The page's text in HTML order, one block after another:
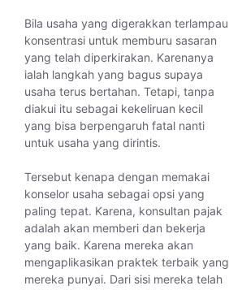
Bila usaha yang digerakkan terlampau
konsentrasi untuk memburu sasaran
yang telah diperkirakan. Karenanya
ialah langkah yang bagus supaya
usaha terus bertahan. Tetapi, tanpa
diakui itu sebagai kekeliruan kecil
yang bisa berpengaruh fatal nanti
untuk usaha yang dirintis.
Tersebut kenapa dengan memakai
konselor usaha sebagai opsi yang
paling tepat. Karena, konsultan pajak
adalah akan memberi dan bekerja
yang baik. Karena mereka akan
mengaplikasikan praktek terbaik yang
mereka punyai. Dari sisi mereka telah